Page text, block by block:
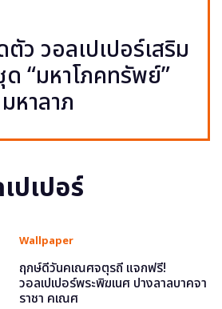
ว วอลเปเปอร์เสริม
“มหาโภคทรัพย์”
หาลาภ
ปเปอร์
Wallpaper
ฤกษ์ดีวันคเณศจตุรถี แจกฟรี!
วอลเปเปอร์พระพิฆเนศ ปางลาลบาคจา
ราชา คเณศ